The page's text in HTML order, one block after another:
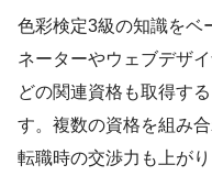
色彩検定3級の知識をベ
ネーターやウェブデザ
どの関連資格も取得す
す。複数の資格を組み
転職時の交渉力も上がり